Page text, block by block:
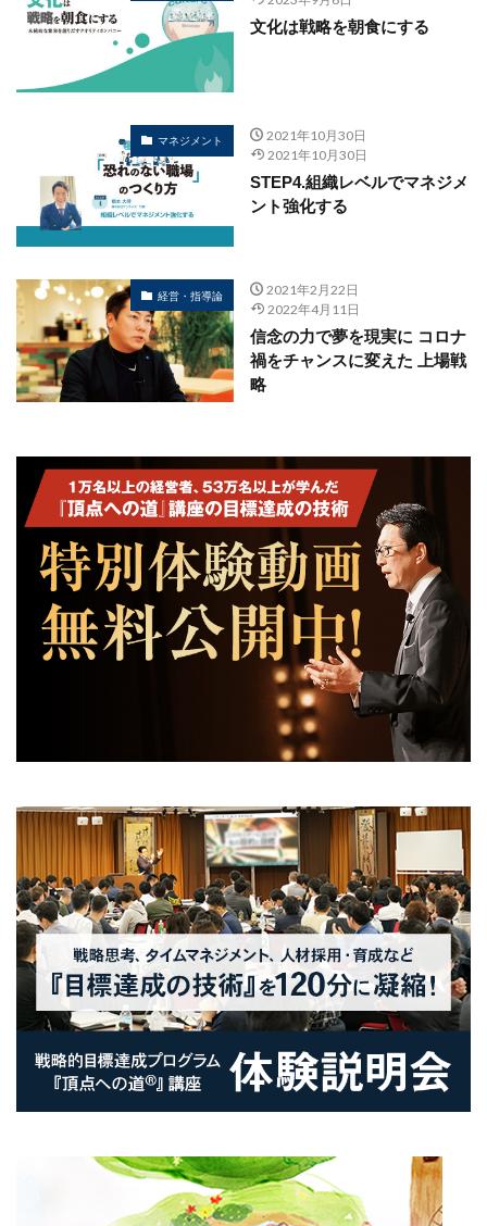
文化は戦略を朝食にする
マネジメント
2021年10月30日
2021年10月30日
STEP4.組織レベルでマネジメ
ント強化する
経営・指導論
2021年2月22日
2022年4月11日
信念の力で夢を現実に コロナ
禍をチャンスに変えた 上場戦
略